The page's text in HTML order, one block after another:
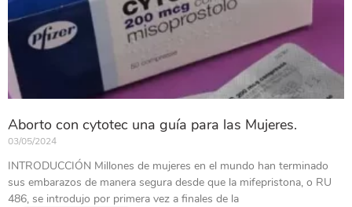
Aborto con cytotec una guía para las Mujeres.
03/05/2024
INTRODUCCIÓN Millones de mujeres en el mundo han terminado
sus embarazos de manera segura desde que la mifepristona, o RU
486, se introdujo por primera vez a finales de la